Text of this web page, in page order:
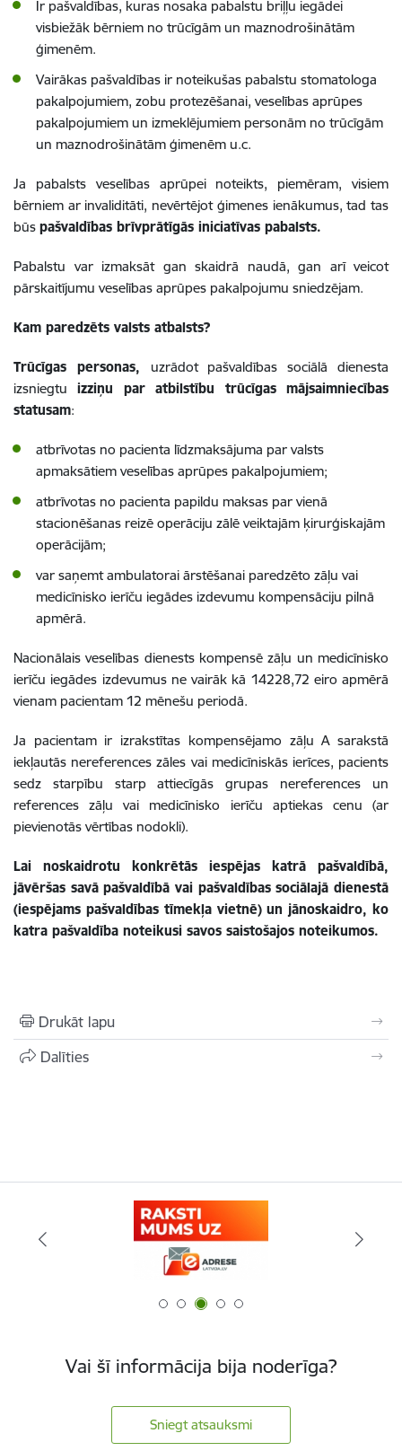
Ir pašvaldības, kuras nosaka pabalstu briļļu iegādei
visbiežāk bērniem no trūcīgām un maznodrošinātām
ģimenēm.
Vairākas pašvaldības ir noteikušas pabalstu stomatologa
pakalpojumiem, zobu protezēšanai, veselības aprūpes
pakalpojumiem un izmeklējumiem personām no trūcīgām
un maznodrošinātām ģimenēm u.c.
Ja pabalsts veselības aprūpei noteikts, piemēram, visiem
bērniem ar invaliditāti, nevērtējot ģimenes ienākumus, tad tas
būs pašvaldības brīvprātīgās iniciatīvas pabalsts.
Pabalstu var izmaksāt gan skaidrā naudā, gan arī veicot
pārskaitījumu veselības aprūpes pakalpojumu sniedzējam.
Kam paredzēts valsts atbalsts?
Trūcīgas personas, uzrādot pašvaldības sociālā dienesta
izsniegtu izziņu par atbilstību trūcīgas mājsaimniecības
statusam:
atbrīvotas no pacienta līdzmaksājuma par valsts
apmaksātiem veselības aprūpes pakalpojumiem;
atbrīvotas no pacienta papildu maksas par vienā
stacionēšanas reizē operāciju zālē veiktajām ķirurģiskajām
operācijām;
var saņemt ambulatorai ārstēšanai paredzēto zāļu vai
medicīnisko ierīču iegādes izdevumu kompensāciju pilnā
apmērā.
Nacionālais veselības dienests kompensē zāļu un medicīnisko
ierīču iegādes izdevumus ne vairāk kā 14228,72 eiro apmērā
vienam pacientam 12 mēnešu periodā.
Ja pacientam ir izrakstītas kompensējamo zāļu A sarakstā
iekļautās nereferences zāles vai medicīniskās ierīces, pacients
sedz starpību starp attiecīgās grupas nereferences un
references zāļuvai medicīnisko ierīču
aptiekas cenu (ar
pievienotās vērtības nodokli).
Lai noskaidrotu konkrētās iespējas katrā pašvaldībā,
jāvēršas savā pašvaldībā vai pašvaldības sociālajā dienestā
(iespējams pašvaldības tīmekļa vietnē) un jānoskaidro, ko
katra pašvaldība noteikusi savos saistošajos noteikumos.
Drukāt lapu
Dalīties
Vai šī informācija bija noderīga?
Sniegt atsauksmi